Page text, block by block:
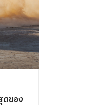
ดของ